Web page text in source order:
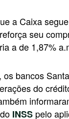
a Caixa
seu
a de 1,87%
bancos
do
INSS pelo